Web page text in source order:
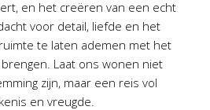
en het creëren van een echt
voor detail, liefde en het
te laten ademen met het
Laat ons wonen niet
zijn, maar een reis vol
en vreugde.